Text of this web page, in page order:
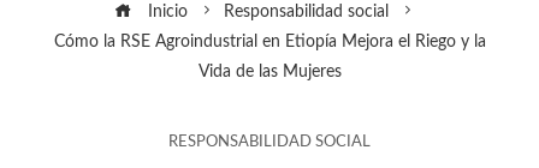
Inicio
Responsabilidad social
Cómo la RSE Agroindustrial en Etiopía Mejora el Riego y la
Vida de las Mujeres
RESPONSABILIDAD SOCIAL